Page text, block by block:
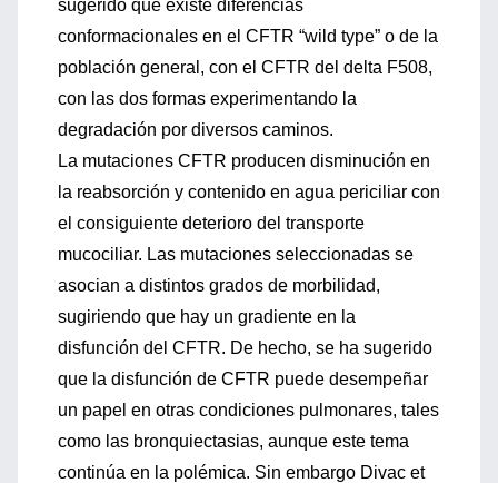
sugerido que existe diferencias
conformacionales en el CFTR “wild type” o de la
población general, con el CFTR del delta F508,
con las dos formas experimentando la
degradación por diversos caminos.
La mutaciones CFTR producen disminución en
la reabsorción y contenido en agua periciliar con
el consiguiente deterioro del transporte
mucociliar. Las mutaciones seleccionadas se
asocian a distintos grados de morbilidad,
sugiriendo que hay un gradiente en la
disfunción del CFTR. De hecho, se ha sugerido
que la disfunción de CFTR puede desempeñar
un papel en otras condiciones pulmonares, tales
como las bronquiectasias, aunque este tema
continúa en la polémica. Sin embargo Divac et